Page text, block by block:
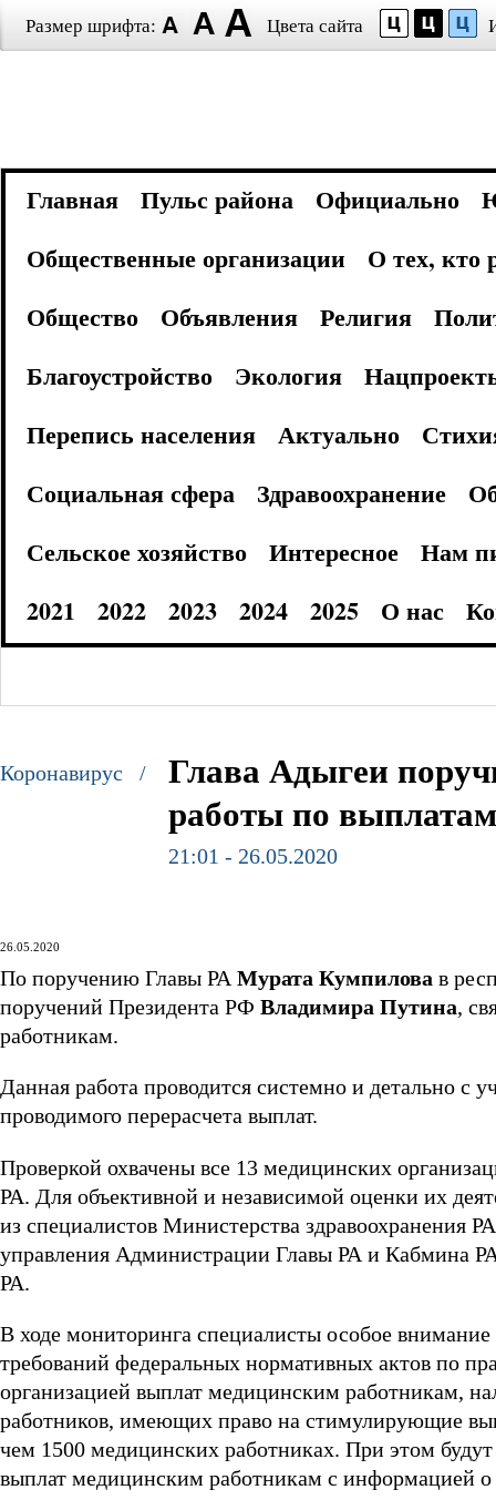
Размер шрифта: Цвета сайта
Главная Пульс района Официально
Общественные организации
О тех, кто
Общество
Объявления Религия
Благоустройство
Экология
Перепись населения
Актуально
Социальная сфера
Здравоохранение
Сельское хозяйство
Интересное
Нам
2021
2022 2023 2024 2025 О нас
Коронавирус /
Глава Адыгеи
работы по
21:01 - 26.05.2020
26.05.2020
По поручению Главы РА Мурата Кумпилова в
поручений Президента РФ Владимира Путина,
работникам.
Данная работа проводится системно и детально
проводимого перерасчета выплат.
Проверкой охвачены все 13 медицинских
РА. Для объективной и независимой оценки их
из специалистов Министерства здравоохранения
управления Администрации Главы РА и Кабмина
РА.
В ходе мониторинга специалисты особое
требований федеральных нормативных актов по
организацией выплат медицинским работникам,
работников, имеющих право на стимулирующие
чем 1500 медицинских работниках. При этом
выплат медицинским работникам с информацией